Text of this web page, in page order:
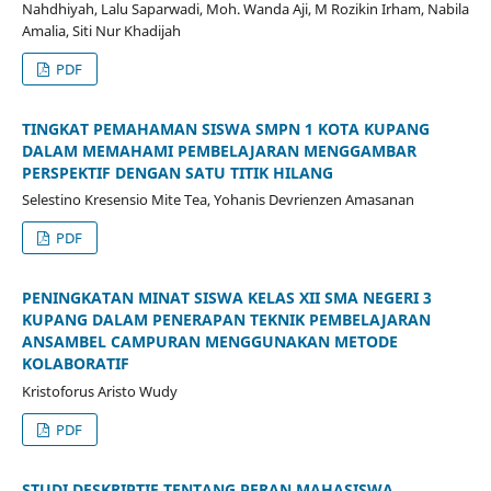
Nahdhiyah, Lalu Saparwadi, Moh. Wanda Aji, M Rozikin Irham, Nabila
Amalia, Siti Nur Khadijah
PDF
TINGKAT PEMAHAMAN SISWA SMPN 1 KOTA KUPANG
DALAM MEMAHAMI PEMBELAJARAN MENGGAMBAR
PERSPEKTIF DENGAN SATU TITIK HILANG
Selestino Kresensio Mite Tea, Yohanis Devrienzen Amasanan
PDF
PENINGKATAN MINAT SISWA KELAS XII SMA NEGERI 3
KUPANG DALAM PENERAPAN TEKNIK PEMBELAJARAN
ANSAMBEL CAMPURAN MENGGUNAKAN METODE
KOLABORATIF
Kristoforus Aristo Wudy
PDF